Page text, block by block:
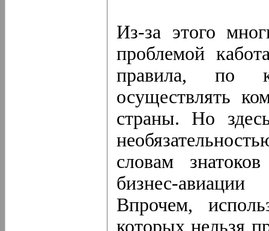
Из-за этого
проблемой
правила, по
осуществлять
страны. Но
словам
бизнес-
Впрочем,
которых нельзя